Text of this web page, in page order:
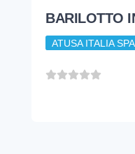
BARILOTTO
ATUSA ITALIA SPA